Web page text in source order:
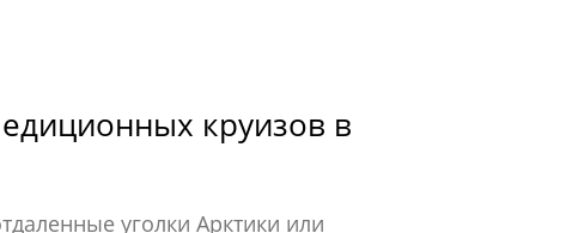
круизов в
уголки Арктики или